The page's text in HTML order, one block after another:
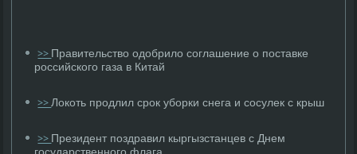
>>Правительство одобрило соглашение о поставке
российского газа в Китай
>>Локоть продлил срок уборки снега и сосулек с крыш
>>Президент поздравил кыргызстанцев с Днем